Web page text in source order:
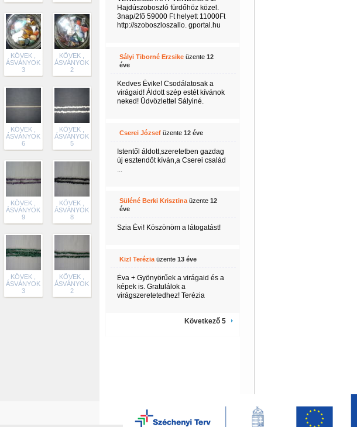
KÖVEK ,
ÁSVÁNYOK
3
KÖVEK ,
ÁSVÁNYOK
2
KÖVEK ,
ÁSVÁNYOK
6
KÖVEK ,
ÁSVÁNYOK
5
KÖVEK ,
ÁSVÁNYOK
9
KÖVEK ,
ÁSVÁNYOK
8
KÖVEK ,
ÁSVÁNYOK
3
KÖVEK ,
ÁSVÁNYOK
2
Hajdúszoboszló fürdőhöz közel.
3nap/2fő 59000 Ft helyett 11000Ft
http://szoboszloszallo. gportal.hu
Sályi Tiborné Erzsikeüzente 12
éve
Kedves Évike! Csodálatosak a
virágaid! Áldott szép estét kívánok
neked! Üdvözlettel Sályiné.
Cserei Józsefüzente 12 éve
Istentől áldott,szeretetben gazdag
új esztendőt kíván,a Cserei család
...
Süléné Berki Krisztinaüzente 12
éve
Szia Évi! Köszönöm a látogatást!
Kizl Teréziaüzente 13 éve
Éva + Gyönyörűek a virágaid és a
képek is. Gratulálok a
virágszeretetedhez! Terézia
Következő 5